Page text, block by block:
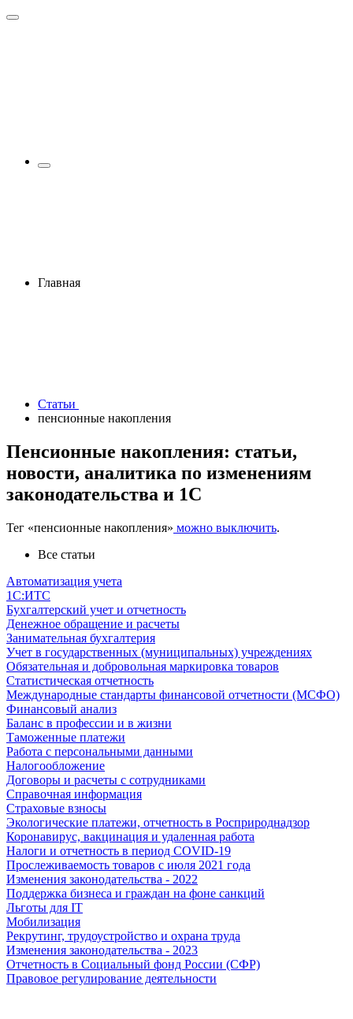
Главная
Статьи
пенсионные накопления
Пенсионные накопления: статьи,
новости, аналитика по изменениям
законодательства и 1С
Тег «пенсионные накопления» можно выключить.
Все статьи
Автоматизация учета
1С:ИТС
Бухгалтерский учет и отчетность
Денежное обращение и расчеты
Занимательная бухгалтерия
Учет в государственных (муниципальных) учреждениях
Обязательная и добровольная маркировка товаров
Статистическая отчетность
Международные стандарты финансовой отчетности (МСФО)
Финансовый анализ
Баланс в профессии и в жизни
Таможенные платежи
Работа с персональными данными
Налогообложение
Договоры и расчеты с сотрудниками
Справочная информация
Страховые взносы
Экологические платежи, отчетность в Росприроднадзор
Коронавирус, вакцинация и удаленная работа
Налоги и отчетность в период COVID-19
Прослеживаемость товаров с июля 2021 года
Изменения законодательства - 2022
Поддержка бизнеса и граждан на фоне санкций
Льготы для IT
Мобилизация
Рекрутинг, трудоустройство и охрана труда
Изменения законодательства - 2023
Отчетность в Социальный фонд России (СФР)
Правовое регулирование деятельности